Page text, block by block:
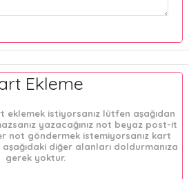
Ekleme
eklemek istiyorsanız lütfen aşağıdan
yazacağınız not beyaz post-it
not göndermek istemiyorsanız kart
diğer alanları doldurmanıza
gerek yoktur.